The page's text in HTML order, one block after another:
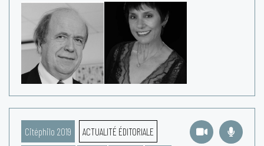
Citéphilo 2019 ACTUALITÉ ÉDITORIALE